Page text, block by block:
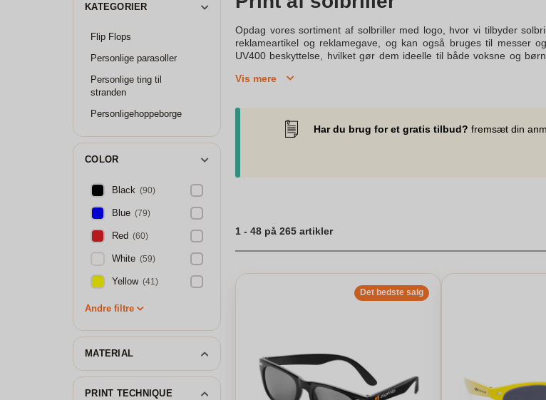
KATEGORIER
Flip Flops
Personlige parasoller
Personlige ting til
stranden
Personligehoppeborge
COLOR
Black (90)
Blue (79)
Red (60)
White (59)
Yellow (41)
Andre filtre
MATERIAL
PRINT TECHNIQUE
Opdag vores sortiment af solbriller med logo, hvor vi tilbyder
reklameartikel og reklamegave, og kan også bruges til messer
UV400 beskyttelse, hvilket gør dem ideelle til både voksne og
store udvalg af forskellige designs passer til enhver
Dine solbriller med tryk ser fantastiske ud på en varm solskinsdag
at du får trykker dine solbriller til den bedste pris. Kontakt vores
fantastiske ud som en del af dine reklamestrategier. Fra
Vis mere
Har du brug for et gratis tilbud? fremsæt din
1 - 48 på 265 artikler
Det bedste salg